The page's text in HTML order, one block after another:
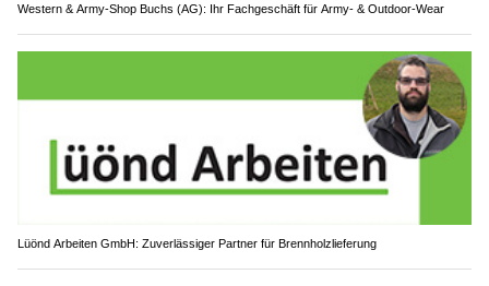
Western & Army-Shop Buchs (AG): Ihr Fachgeschäft für Army- & Outdoor-Wear
Lüönd Arbeiten GmbH: Zuverlässiger Partner für Brennholzlieferung